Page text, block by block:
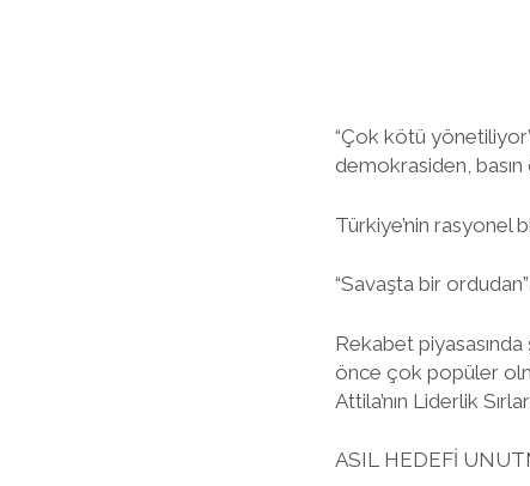
“Çok kötü
demokrasiden,
Türkiye’nin rasyonel
“Savaşta bir
Rekabet
önce çok popüler
Attila’nın Liderlik
ASIL HEDEFİ